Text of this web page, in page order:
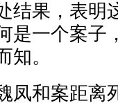
结果，表明
是一个案子
知。
凤和案距离